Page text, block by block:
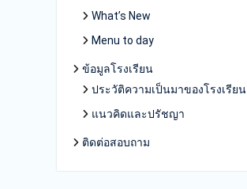
What’s New
Menu to day
ข้อมูลโรงเรียน
ประวัติความเป็นมาของโรงเรียน
แนวคิดและปรัชญา
ติดต่อสอบถาม